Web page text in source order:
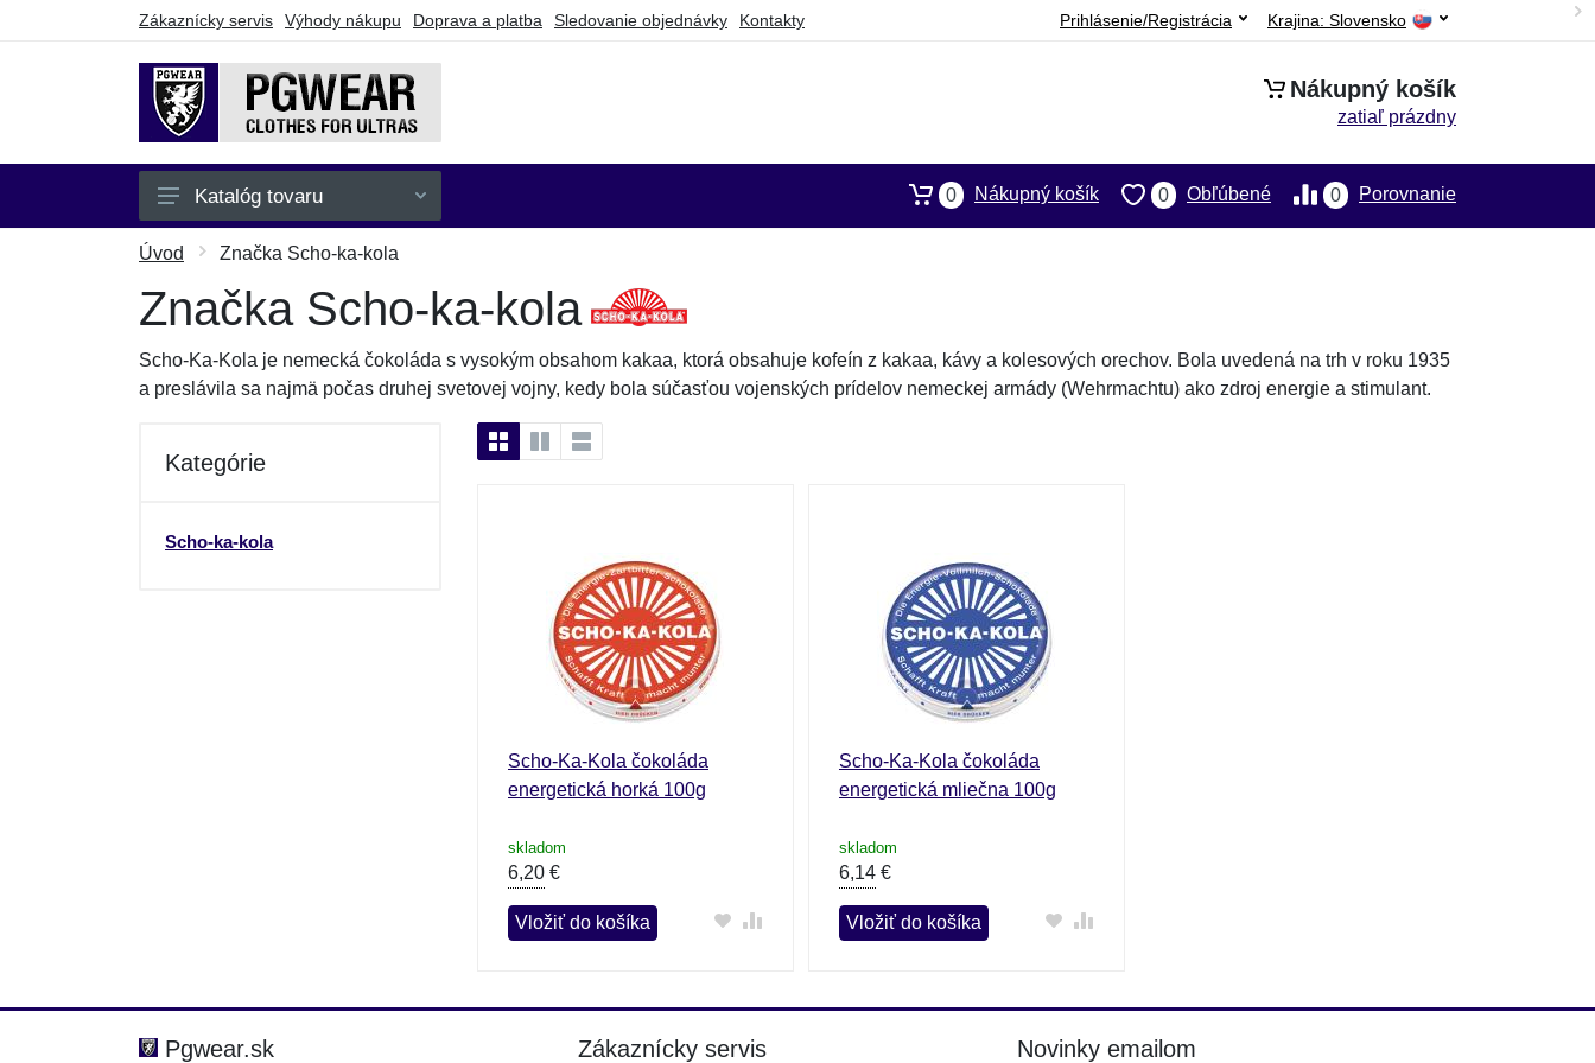
Zákaznícky servis Výhody nákupu Doprava a platba Sledovanie objednávky Kontakty Krajina: Slovensko
Prihlásenie/Registrácia
Nákupný košík
zatiaľ prázdny
Pánske
Dámske
Doplnky
Darčekové poukazy
Katalóg tovaru 0 Porovnanie
0 Obľúbené
0 Nákupný košík
Úvod Značka Scho-ka-kola
Značka Scho-ka-kola
Scho-Ka-Kola je nemecká čokoláda s vysokým obsahom kakaa, ktorá obsahuje kofeín z kakaa, kávy a kolesových orechov. Bola uvedená na trh v roku 1935
a preslávila sa najmä počas druhej svetovej vojny, kedy bola súčasťou vojenských prídelov nemeckej armády (Wehrmachtu) ako zdroj energie a stimulant.
Kategórie
Scho-ka-kola
Scho-Ka-Kola čokoláda
energetická horká 100g
skladom
6,20 €
Vložiť do košíka
Scho-Ka-Kola čokoláda
energetická mliečna 100g
skladom
6,14€
Vložiť do košíka
Pgwear.sk Zákaznícky servis Novinky emailom